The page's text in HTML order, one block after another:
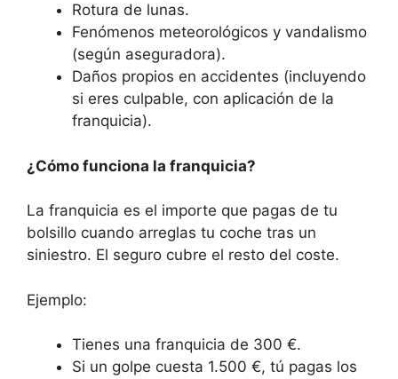
Rotura de lunas.
Fenómenos meteorológicos y vandalismo
(según aseguradora).
Daños propios en accidentes (incluyendo
si eres culpable, con aplicación de la
franquicia).
¿Cómo funciona la franquicia?
La franquicia es el importe que pagas de tu
bolsillo cuando arreglas tu coche tras un
siniestro. El seguro cubre el resto del coste.
Ejemplo:
Tienes una franquicia de 300 €.
Si un golpe cuesta 1.500 €, tú pagas los